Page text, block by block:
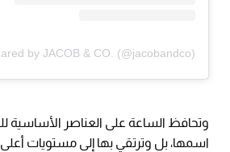
by JACOB & CO. (@jacobandco)
وتحافظ الساعة على العناصر الأساسية
اسمها، بل وترتقي بها إلى مستويات